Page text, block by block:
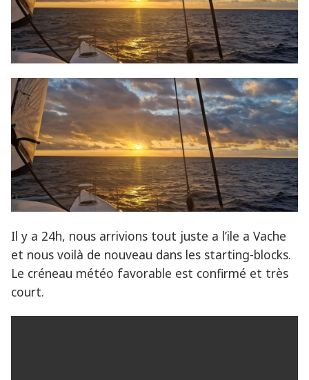
Il y a 24h, nous arrivions tout juste a l’ile a Vache
et nous voilà de nouveau dans les starting-blocks.
Le créneau météo favorable est confirmé et très
court.